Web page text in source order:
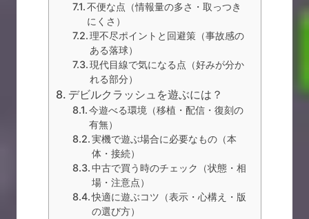
不便な点（情報量の多さ・取っつき
にくさ）
理不尽ポイントと回避策（事故感の
ある落球）
現代目線で気になる点（好みが分か
れる部分）
デビルクラッシュを遊ぶには？
今遊べる環境（移植・配信・復刻の
有無）
実機で遊ぶ場合に必要なもの（本
体・接続）
中古で買う時のチェック（状態・相
場・注意点）
快適に遊ぶコツ（表示・心構え・版
の選び方）